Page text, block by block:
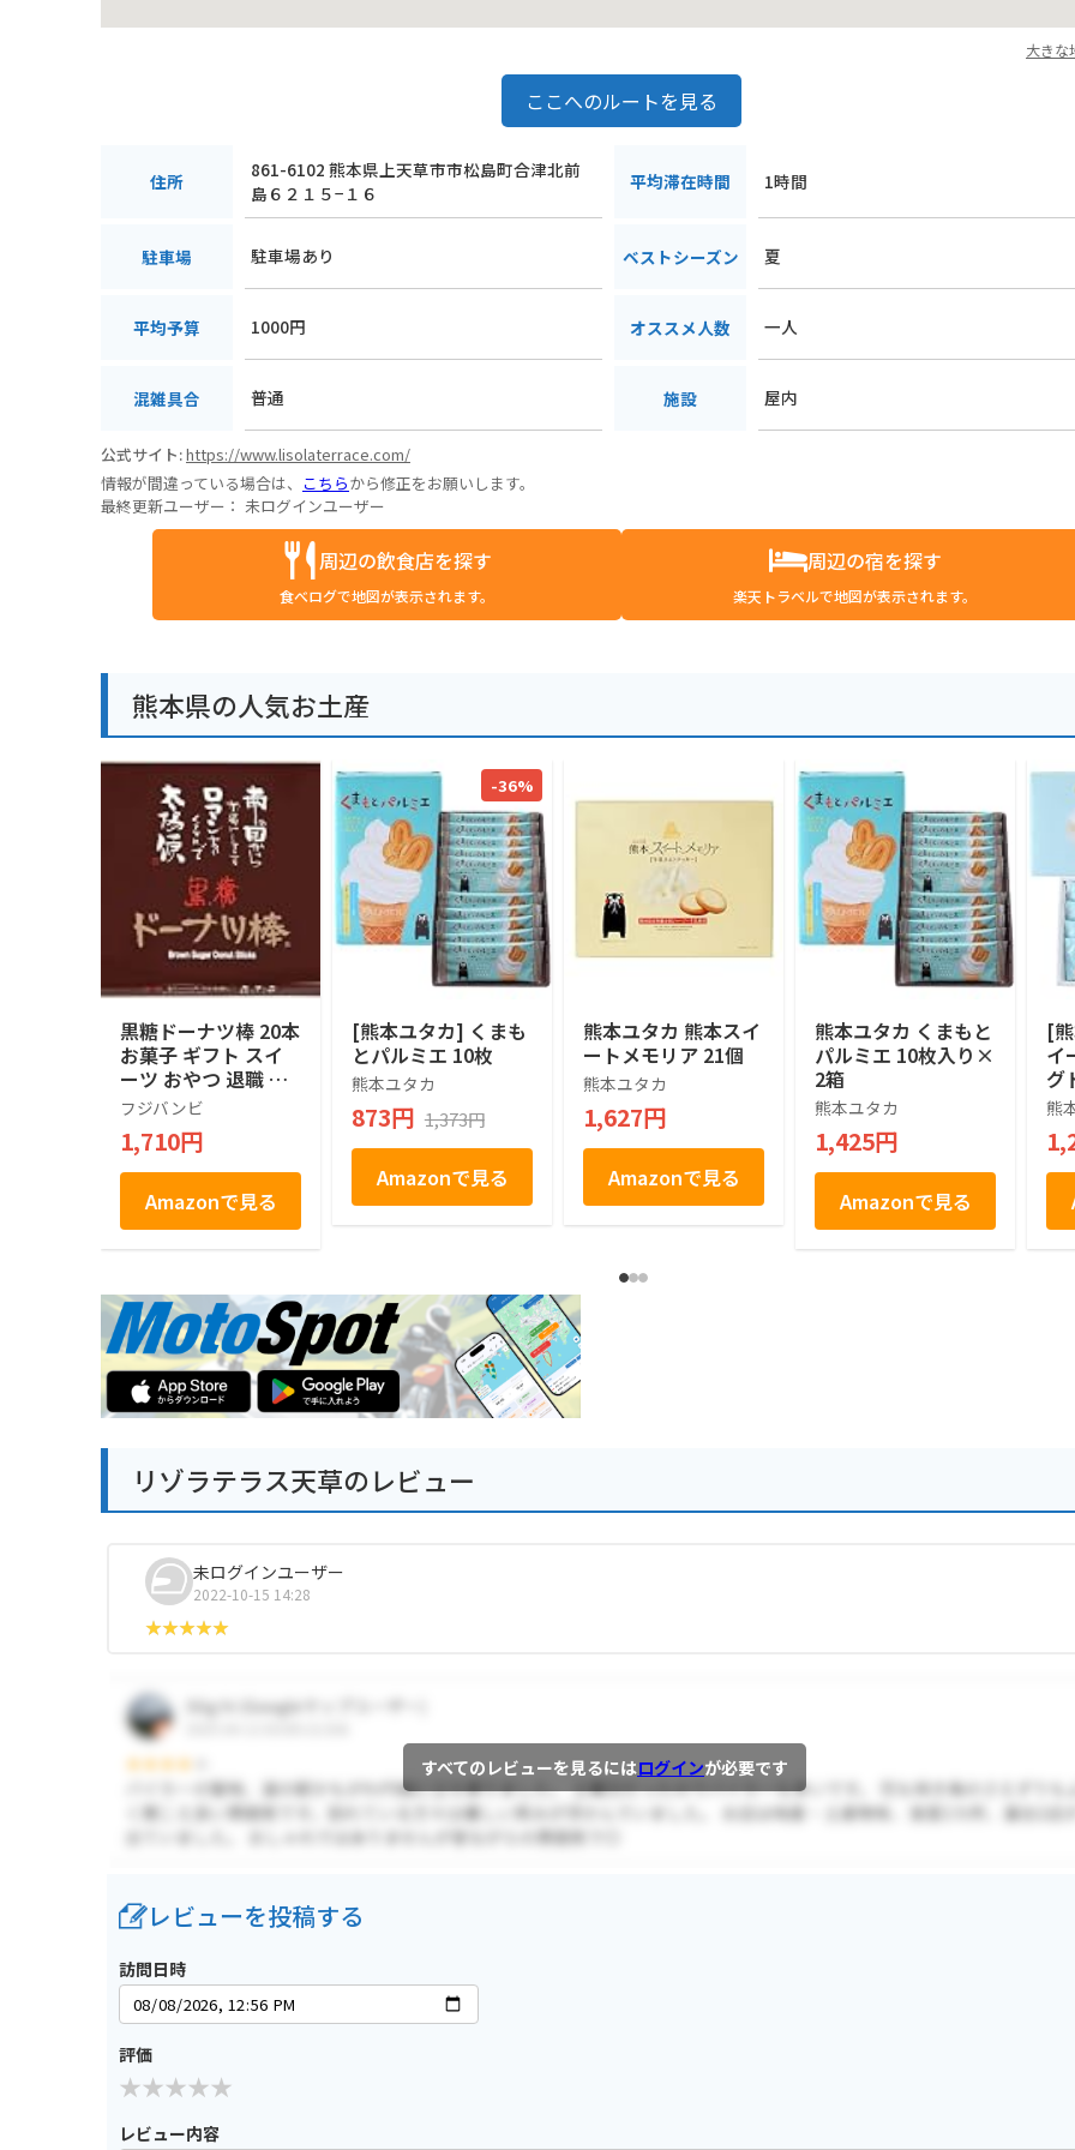
大きな
ここへのルートを見る
住所
861-6102 熊本県上天草市市松島町合津北前
島６２１５−１６
平均滞在時間 1時間
駐車場 駐車場あり ベストシーズン 夏
平均予算 1000円 オススメ人数 一人
混雑具合 普通 施設 屋内
公式サイト:https://www.lisolaterrace.com/
情報が間違っている場合は、 こちらから修正をお願いします。
最終更新ユーザー： 未ログインユーザー
周辺の飲食店を探す
食べログで地図が表示されます。
周辺の宿を探す
楽天トラベルで地図が表示されます。
熊本県の人気お土産
黒糖ドーナツ棒 20本
お菓子 ギフト スイ
ーツ おやつ 退職 お
礼 手土産 お土産 お
供え お取り寄せ 熊
本 フジバンビ
フジバンビ
1,710円
Amazonで見る
-36%
[熊本ユタカ] くまも
とパルミエ 10枚
熊本ユタカ
873円 1,373円
Amazonで見る
熊本ユタカ 熊本スイ
ートメモリア 21個
熊本ユタカ
1,627円
Amazonで見る
熊本ユタカ くまもと
パルミエ 10枚入り×
2箱
熊本ユタカ
1,425円
Amazonで見る
[
イ
グ
熊
リゾラテラス天草のレビュー
未ログインユーザー
2022-10-15 14:28
すべてのレビューを見るにはログインが必要です
レビューを投稿する
訪問日時
評価
レビュー内容